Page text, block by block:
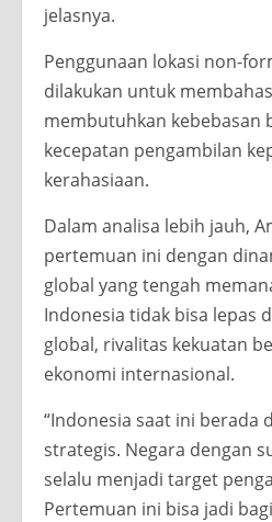
jelasnya.
Penggunaan lokasi non-
dilakukan untuk
membutuhkan kebebasan
kecepatan pengambilan
kerahasiaan.
Dalam analisa lebih jauh,
pertemuan ini dengan
global yang tengah
Indonesia tidak bisa lepas
global, rivalitas kekuatan
ekonomi internasional.
“Indonesia saat ini berada
strategis. Negara dengan
selalu menjadi target
Pertemuan ini bisa jadi